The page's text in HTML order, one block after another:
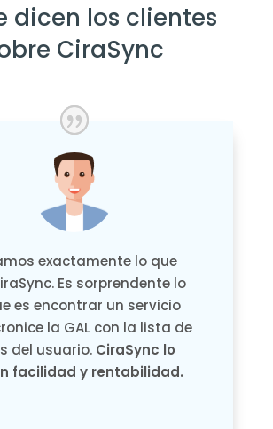
dicen los clientes
CiraSync
exactamente lo que
Es sorprendente lo
es encontrar un servicio
la GAL con la lista de
del usuario. CiraSync lo
facilidad y rentabilidad.